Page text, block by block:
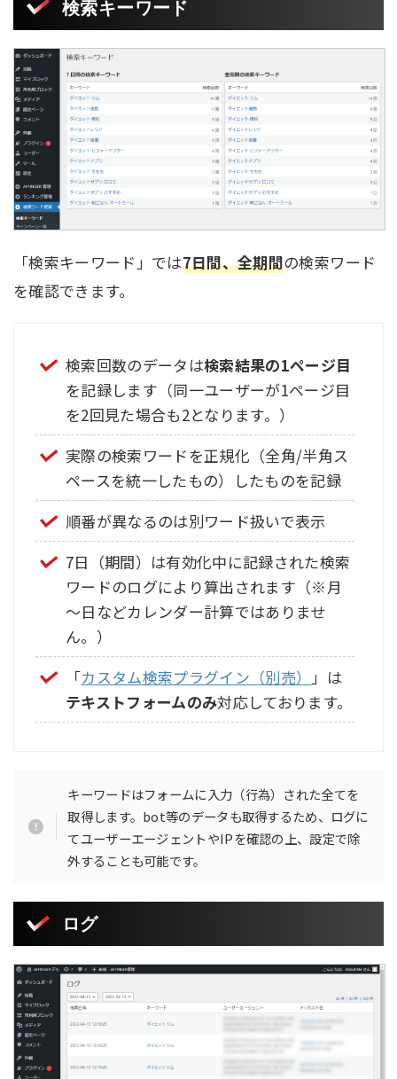
検索キーワード
「検索キーワード」では7日間、全期間の検索ワード
を確認できます。
検索回数のデータは検索結果の1ページ目
を記録します（同一ユーザーが1ページ目
を2回見た場合も2となります。）
実際の検索ワードを正規化（全角/半角ス
ペースを統一したもの）したものを記録
順番が異なるのは別ワード扱いで表示
7日（期間）は有効化中に記録された検索
ワードのログにより算出されます（※月
～日などカレンダー計算ではありませ
ん。）
「カスタム検索プラグイン（別売）
」は
テキストフォームのみ対応しております。
キーワードはフォームに入力（行為）された全てを
取得します。bot等のデータも取得するため、ログに
てユーザーエージェントやIPを確認の上、設定で除
外することも可能です。
ログ